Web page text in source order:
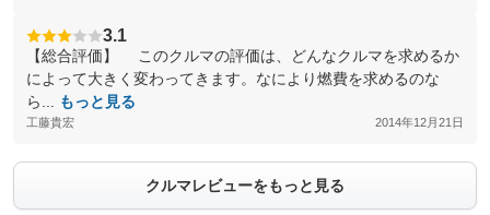
3.1
【総合評価】 このクルマの評価は、どんなクルマを求めるか
によって大きく変わってきます。なにより燃費を求めるのな
ら...
もっと見る
工藤貴宏 2014年12月21日
クルマレビューをもっと見る